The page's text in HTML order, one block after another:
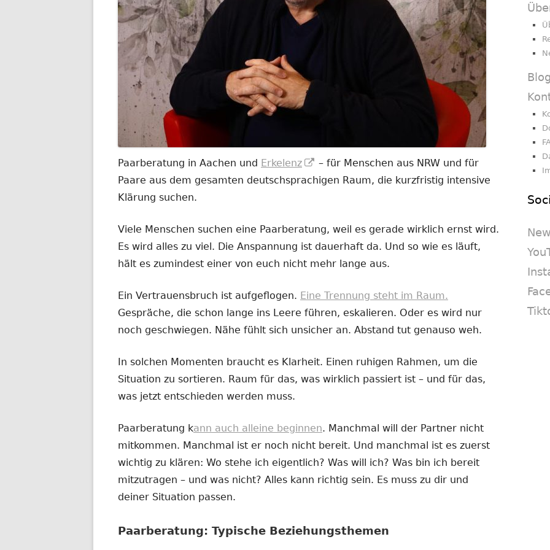
Paarberatung in Aachen und Erkelenz
In
neuem
– für Menschen aus NRW und für
Paare aus dem gesamten deutschsprachigen Raum, die kurzfristig intensive
Klärung suchen.
Viele Menschen suchen eine Paarberatung, weil es gerade wirklich ernst wird.
Es wird alles zu viel. Die Anspannung ist dauerhaft da. Und so wie es läuft,
hält es zumindest einer von euch nicht mehr lange aus.
Ein Vertrauensbruch ist aufgeflogen. Eine Trennung steht im Raum.
Gespräche, die schon lange ins Leere führen, eskalieren. Oder es wird nur
noch geschwiegen. Nähe fühlt sich unsicher an. Abstand tut genauso weh.
In solchen Momenten braucht es Klarheit. Einen ruhigen Rahmen, um die
Situation zu sortieren. Raum für das, was wirklich passiert ist – und für das,
was jetzt entschieden werden muss.
Paarberatung kann auch alleine beginnen. Manchmal will der Partner nicht
mitkommen. Manchmal ist er noch nicht bereit. Und manchmal ist es zuerst
wichtig zu klären: Wo stehe ich eigentlich? Was will ich? Was bin ich bereit
mitzutragen – und was nicht? Alles kann richtig sein. Es muss zu dir und
deiner Situation passen.
Paarberatung: Typische Beziehungsthemen
Blog